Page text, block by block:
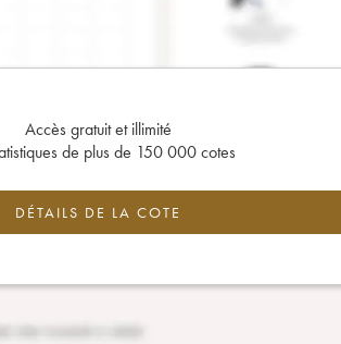
Accès gratuit et illimité
de plus de 150 000 cotes
DÉTAILS DE LA COTE